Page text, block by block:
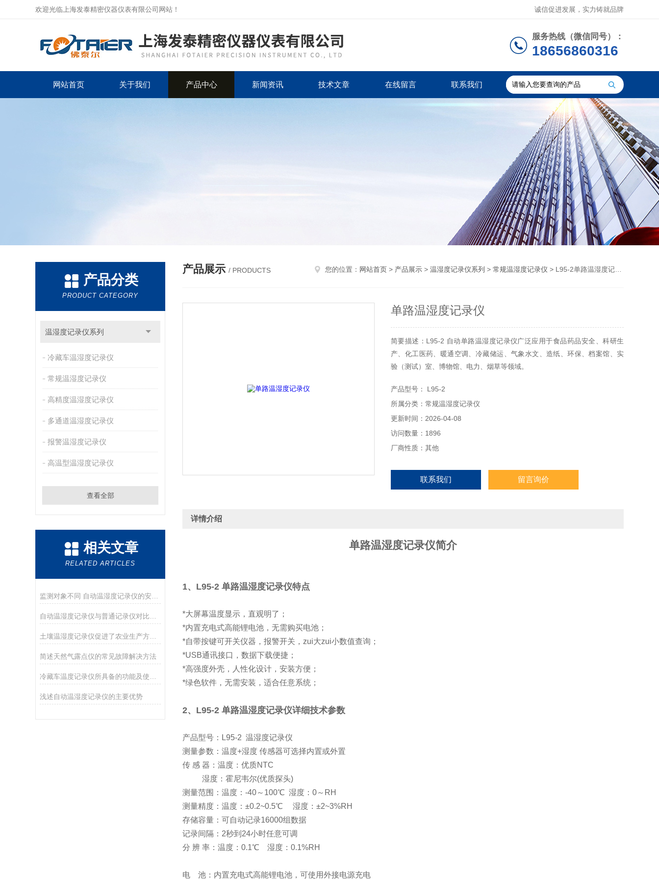
欢迎光临上海发泰精密仪器仪表有限公司网站！ 诚信促进发展，实力铸就品牌
服务热线（微信同号）：
18656860316
网站首页 关于我们 产品中心 新闻资讯 技术文章 在线留言 联系我们
产品分类
PRODUCT CATEGORY
温湿度记录仪系列
冷藏车温湿度记录仪
常规温湿度记录仪
高精度温湿度记录仪
多通道温湿度记录仪
报警温湿度记录仪
高温型温湿度记录仪
查看全部
相关文章
RELATED ARTICLES
监测对象不同 自动温湿度记录仪的安装位置也不相同
土壤温湿度记录仪促进了农业生产方式的转变
简述天然气露点仪的常见故障解决方法
浅述自动温湿度记录仪的主要优势
产品展示 / PRODUCTS 您的位置： 网站首页 > 产品展示 > 温湿度记录仪系列 > 常规温湿度记录仪 > L95-2单路温湿度记录仪
单路温湿度记录仪
简要描述：L95-2 自动单路温湿度记录仪广泛应用于食品药品安全、科研生
产、化工医药、暖通空调、冷藏储运、气象水文、造纸、环保、档案馆、实
验（测试）室、博物馆、电力、烟草等领域。
产品型号： L95-2
所属分类：常规温湿度记录仪
更新时间：2026-04-08
访问数量：1896
厂商性质：其他
联系我们 留言询价
详情介绍
单路温湿度记录仪简介
1、L95-2 单路温湿度记录仪特点
*大屏幕温度显示，直观明了；
*内置充电式高能锂电池，无需购买电池；
*自带按键可开关仪器，报警开关，zui大zui小数值查询；
*USB通讯接口，数据下载便捷；
*高强度外壳，人性化设计，安装方便；
*绿色软件，无需安装，适合任意系统；
2、L95-2 单路温湿度记录仪详细技术参数
产品型号：L95-2 温湿度记录仪
测量参数：温度+湿度 传感器可选择内置或外置
传 感 器：温度：优质NTC
湿度：霍尼韦尔(优质探头)
测量范围：温度：-40～100℃ 湿度：0～RH
测量精度：温度：±0.2~0.5℃ 湿度：±2~3%RH
存储容量：可自动记录16000组数据
记录间隔：2秒到24小时任意可调
分 辨 率：温度：0.1℃ 湿度：0.1%RH
电 池：内置充电式高能锂电池，可使用外接电源充电